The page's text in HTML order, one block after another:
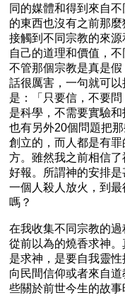
同的媒體和得到來自
的東西也沒有之前那
接觸到不同宗教的來
自己的道理和價值，
不管那個宗教是真是
話很厲害，一句就可
是：「只要信，不要
是科學，不需要實驗
也有另外20個問題把
創立的，而人都是有
方。雖然我之前相信
好報。所謂神的安排
一個人殺人放火，到
嗎？
在我收集不同宗教的
從前以為的燒香求神
是求神，是要自我靈
向民間信仰或者來自
些關於前世今生的故事